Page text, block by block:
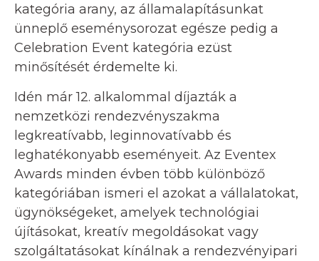
kategória arany, az államalapításunkat
ünneplő eseménysorozat egésze pedig a
Celebration Event kategória ezüst
minősítését érdemelte ki.
Idén már 12. alkalommal díjazták a
nemzetközi rendezvényszakma
legkreatívabb, leginnovatívabb és
leghatékonyabb eseményeit. Az Eventex
Awards minden évben több különböző
kategóriában ismeri el azokat a vállalatokat,
ügynökségeket, amelyek technológiai
újításokat, kreatív megoldásokat vagy
szolgáltatásokat kínálnak a rendezvényipari